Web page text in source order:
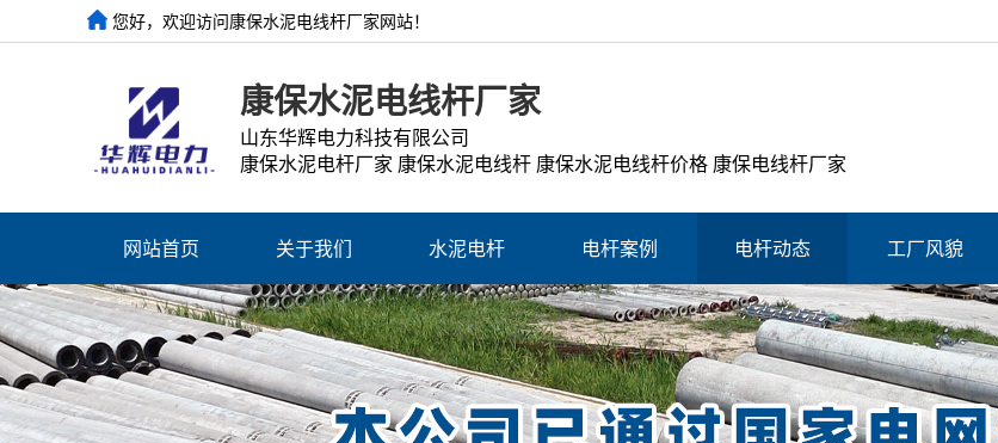
您好，欢迎访问康保水泥电线杆厂家网站！
康保水泥电线杆厂家
山东华辉电力科技有限公司
康保水泥电杆厂家 康保水泥电线杆 康保水泥电线杆价格 康保电线杆厂家
网站首页 关于我们 水泥电杆 电杆案例 电杆动态 工厂风貌